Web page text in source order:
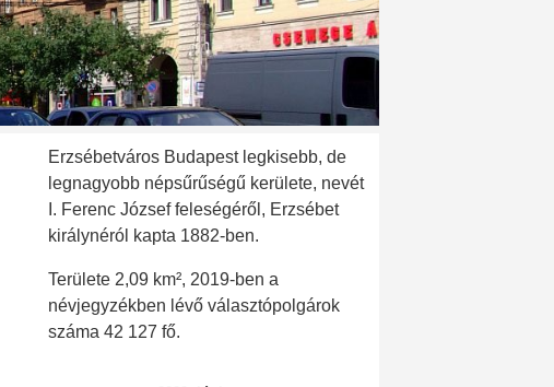
Erzsébetváros Budapest legkisebb, de
legnagyobb népsűrűségű kerülete, nevét
I. Ferenc József feleségéről, Erzsébet
királynéról kapta 1882-ben.
Területe 2,09 km², 2019-ben a
névjegyzékben lévő választópolgárok
száma 42 127 fő.